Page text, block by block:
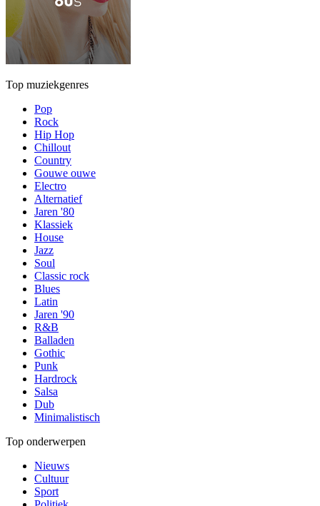
Top muziekgenres
Pop
Rock
Hip Hop
Chillout
Country
Gouwe ouwe
Electro
Alternatief
Jaren '80
Klassiek
House
Jazz
Soul
Classic rock
Blues
Latin
Jaren '90
R&B
Balladen
Gothic
Punk
Hardrock
Salsa
Dub
Minimalistisch
Top onderwerpen
Nieuws
Cultuur
Sport